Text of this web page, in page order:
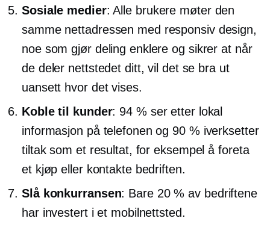
Sosiale medier: Alle brukere møter den
samme nettadressen med responsiv design,
noe som gjør deling enklere og sikrer at når
de deler nettstedet ditt, vil det se bra ut
uansett hvor det vises.
Koble til kunder: 94 % ser etter lokal
informasjon på telefonen og 90 % iverksetter
tiltak som et resultat, for eksempel å foreta
et kjøp eller kontakte bedriften.
Slå konkurransen: Bare 20 % av bedriftene
har investert i et mobilnettsted.